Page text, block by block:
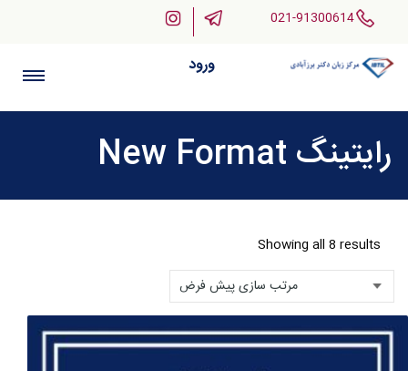
021-91300614
ورود
رایتینگ New Format
Showing all 8 results